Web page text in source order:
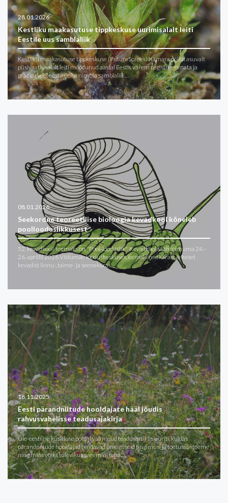
28.01.2026
Kestliku maakasutuse tippkeskuse uurimisalalt leiti
Eestile uus samblaliik
Kestliku maakasutuse tippkeskuse (FutureScapes) Kämara põllul asuvalt
püsivaatlusalalt leiti möödunud aastal Eestis varem registreerimata ja
praegu veel eestikeelse nimeta samblaliik…
08.01.2026
Seekordne teoreetilise bioloogia kevadkool kõneleb
poollooduslikkusest
52. kevadkooli teemaks on "Pool-looduslik". Kevadkool saab toimuma 24.–
26. aprillil 2026 Viidumäe looduskeskuses, eemal linnakärast ja keset
kevadist linnu-, taime- ja seenekära.…
18.11.2025
Eesti pärandniitude hooldajate hääl jõudis
rahvusvahelisse teadusajakirja
Üle-eestilise küsitluse põhjal valminud teadusartiklis uuriti, kuidas
pärandniitude hooldajad hindavad praeguseid tingimusi ja toetussüsteeme
ning mida võiks tulevikus paremini teha,…